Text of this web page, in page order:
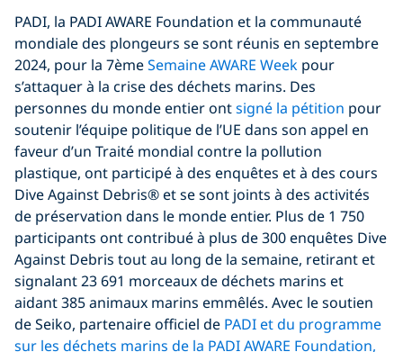
PADI, la PADI AWARE Foundation et la communauté
mondiale des plongeurs se sont réunis en septembre
2024, pour la 7èmeSemaine AWARE Week pour
s’attaquer à la crise des déchets marins. Des
personnes du monde entier ontsigné la pétition pour
soutenir l’équipe politique de l’UE dans son appel en
faveur d’un Traité mondial contre la pollution
plastique, ont participé à des enquêtes et à des cours
Dive Against Debris® et se sont joints à des activités
de préservation dans le monde entier. Plus de 1 750
participants ont contribué à plus de 300 enquêtes Dive
Against Debris tout au long de la semaine, retirant et
signalant 23 691 morceaux de déchets marins et
aidant 385 animaux marins emmêlés. Avec le soutien
de Seiko, partenaire officiel de PADI et du programme
sur les déchets marins de la PADI AWARE Foundation,